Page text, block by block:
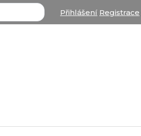
Přihlášení Registrace